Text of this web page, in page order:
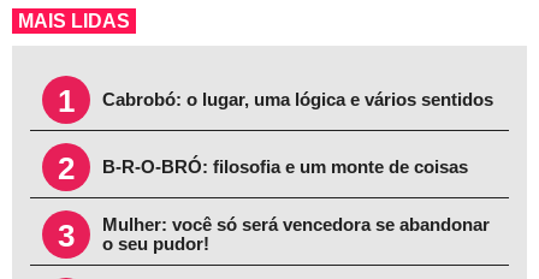
MAIS LIDAS
1 Cabrobó: o lugar, uma lógica e vários sentidos
2 B-R-O-BRÓ: filosofia e um monte de coisas
3
Mulher: você só será vencedora se abandonar
o seu pudor!